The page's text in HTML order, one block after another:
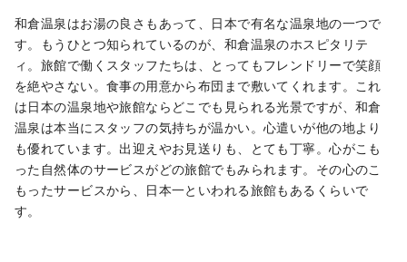
和倉温泉はお湯の良さもあって、日本で有名な温泉地の一つで
す。もうひとつ知られているのが、和倉温泉のホスピタリテ
ィ。旅館で働くスタッフたちは、とってもフレンドリーで笑顔
を絶やさない。食事の用意から布団まで敷いてくれます。これ
は日本の温泉地や旅館ならどこでも見られる光景ですが、和倉
温泉は本当にスタッフの気持ちが温かい。心遣いが他の地より
も優れています。出迎えやお見送りも、とても丁寧。心がこも
った自然体のサービスがどの旅館でもみられます。その心のこ
もったサービスから、日本一といわれる旅館もあるくらいで
す。